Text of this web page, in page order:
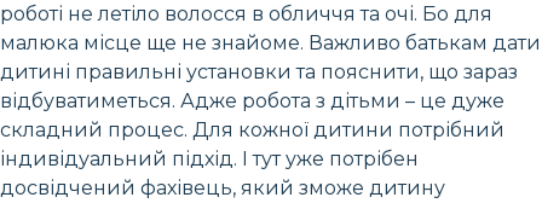
роботі не летіло волосся в обличчя та очі. Бо для
малюка місце ще не знайоме. Важливо батькам дати
дитині правильні установки та пояснити, що зараз
відбуватиметься. Адже робота з дітьми – це дуже
складний процес. Для кожної дитини потрібний
індивідуальний підхід. І тут уже потрібен
досвідчений фахівець, який зможе дитину